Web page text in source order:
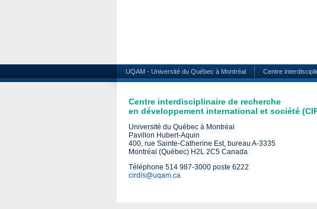
UQAM - Université du Québec à Montréal Centre
Centre interdisciplinaire de recherche
en développement international et société
Université du Québec à Montréal
Pavillon Hubert-Aquin
400, rue Sainte-Catherine Est, bureau A-3335
Montréal (Québec) H2L 2C5 Canada
Téléphone 514 987-3000 poste 6222
cirdis@uqam.ca